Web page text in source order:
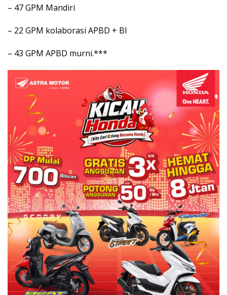
– 47 GPM Mandiri
– 22 GPM kolaborasi APBD + BI
– 43 GPM APBD murni.***